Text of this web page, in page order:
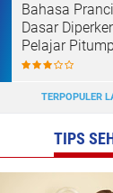
Bahasa
Dasar
Pelajar
oleh
TERPOPULER
TIPS